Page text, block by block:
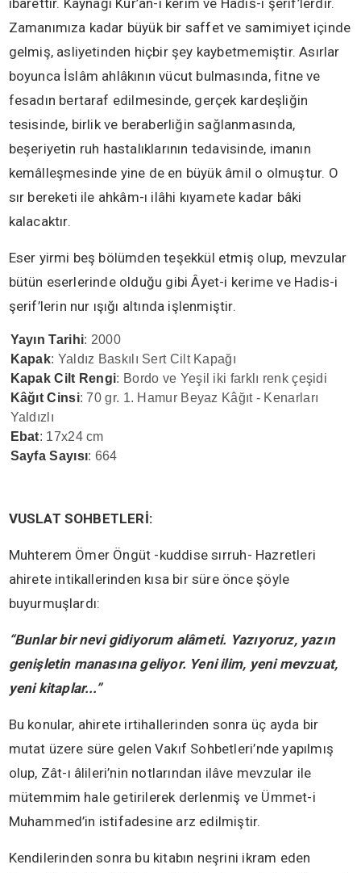
ibarettir. Kaynağı Kur’an-ı kerim ve Hadis-i şerif’lerdir.
Zamanımıza kadar büyük bir saffet ve samimiyet içinde
gelmiş, asliyetinden hiçbir şey kaybetmemiştir. Asırlar
boyunca İslâm ahlâkının vücut bulmasında, fitne ve
fesadın bertaraf edilmesinde, gerçek kardeşliğin
tesisinde, birlik ve beraberliğin sağlanmasında,
beşeriyetin ruh hastalıklarının tedavisinde, imanın
kemâlleşmesinde yine de en büyük âmil o olmuştur. O
sır bereketi ile ahkâm-ı ilâhi kıyamete kadar bâki
kalacaktır.
Eser yirmi beş bölümden teşekkül etmiş olup, mevzular
bütün eserlerinde olduğu gibi Âyet-i kerime ve Hadis-i
şerif’lerin nur ışığı altında işlenmiştir.
Yayın Tarihi: 2000
Kapak: Yaldız Baskılı Sert Cilt Kapağı
Kapak Cilt Rengi: Bordo ve Yeşil iki farklı renk çeşidi
Kâğıt Cinsi: 70 gr. 1. Hamur Beyaz Kâğıt - Kenarları
Yaldızlı
Ebat: 17x24 cm
Sayfa Sayısı: 664
VUSLAT SOHBETLERİ:
Muhterem Ömer Öngüt -kuddise sırruh- Hazretleri
ahirete intikallerinden kısa bir süre önce şöyle
buyurmuşlardı:
“Bunlar bir nevi gidiyorum alâmeti. Yazıyoruz, yazın
genişletin manasına geliyor. Yeni ilim, yeni mevzuat,
yeni kitaplar...”
Bu konular, ahirete irtihallerinden sonra üç ayda bir
mutat üzere süre gelen Vakıf Sohbetleri’nde yapılmış
olup, Zât-ı âlileri’nin notlarından ilâve mevzular ile
mütemmim hale getirilerek derlenmiş ve Ümmet-i
Muhammed’in istifadesine arz edilmiştir.
Kendilerinden sonra bu kitabın neşrini ikram eden